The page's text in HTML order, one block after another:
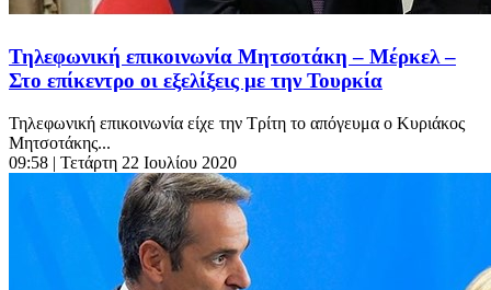
Τηλεφωνική επικοινωνία Μητσοτάκη – Μέρκελ –
Στο επίκεντρο οι εξελίξεις με την Τουρκία
Τηλεφωνική επικοινωνία είχε την Τρίτη το απόγευμα ο Κυριάκος
Μητσοτάκης...
09:58 | Τετάρτη 22 Ιουλίου 2020